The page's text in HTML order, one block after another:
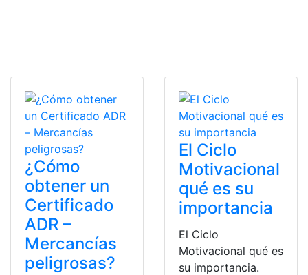
¿Cómo
obtener un
Certificado
ADR –
Mercancías
peligrosas?
El Ciclo
Motivacional
qué es su
importancia
El Ciclo
Motivacional qué es
su importancia.